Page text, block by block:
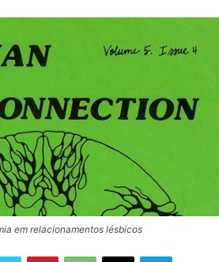
em relacionamentos lésbicos